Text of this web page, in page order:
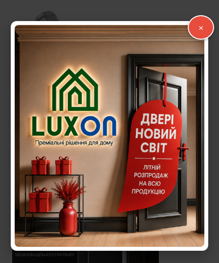
Регулятор притвору на дверях
Регулятор притвору, який допомагає регулювати
рівень притвору (рівень притиску полотна до короба)
в будь-який час
×